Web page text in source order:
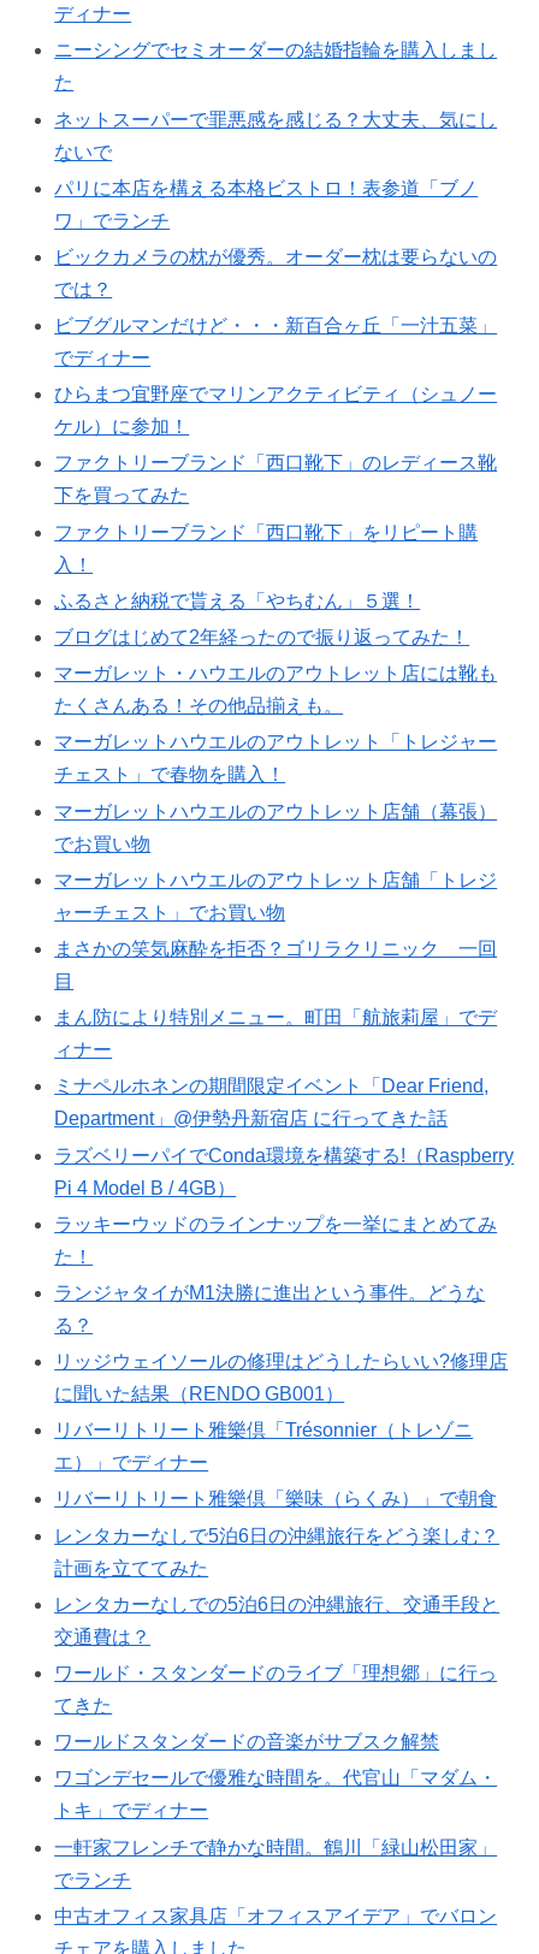
ディナー
ニーシングでセミオーダーの結婚指輪を購入しまし
た
ネットスーパーで罪悪感を感じる？大丈夫、気にし
ないで
パリに本店を構える本格ビストロ！表参道「ブノ
ワ」でランチ
ビックカメラの枕が優秀。オーダー枕は要らないの
では？
ビブグルマンだけど・・・新百合ヶ丘「一汁五菜」
でディナー
ひらまつ宜野座でマリンアクティビティ（シュノー
ケル）に参加！
ファクトリーブランド「西口靴下」のレディース靴
下を買ってみた
ファクトリーブランド「西口靴下」をリピート購
入！
ふるさと納税で貰える「やちむん」５選！
ブログはじめて2年経ったので振り返ってみた！
マーガレット・ハウエルのアウトレット店には靴も
たくさんある！その他品揃えも。
マーガレットハウエルのアウトレット「トレジャー
チェスト」で春物を購入！
マーガレットハウエルのアウトレット店舗（幕張）
でお買い物
マーガレットハウエルのアウトレット店舗「トレジ
ャーチェスト」でお買い物
まさかの笑気麻酔を拒否？ゴリラクリニック 一回
目
まん防により特別メニュー。町田「航旅莉屋」でデ
ィナー
ミナペルホネンの期間限定イベント「Dear Friend,
Department」@伊勢丹新宿店 に行ってきた話
ラズベリーパイでConda環境を構築する!（Raspberry
Pi 4 Model B / 4GB）
ラッキーウッドのラインナップを一挙にまとめてみ
た！
ランジャタイがM1決勝に進出という事件。どうな
る？
リッジウェイソールの修理はどうしたらいい?修理店
に聞いた結果（RENDO GB001）
リバーリトリート雅樂倶「Trésonnier（トレゾニ
エ）」でディナー
リバーリトリート雅樂倶「樂味（らくみ）」で朝食
レンタカーなしで5泊6日の沖縄旅行をどう楽しむ？
計画を立ててみた
レンタカーなしでの5泊6日の沖縄旅行、交通手段と
交通費は？
ワールド・スタンダードのライブ「理想郷」に行っ
てきた
ワールドスタンダードの音楽がサブスク解禁
ワゴンデセールで優雅な時間を。代官山「マダム・
トキ」でディナー
一軒家フレンチで静かな時間。鶴川「緑山松田家」
でランチ
中古オフィス家具店「オフィスアイデア」でバロン
チェアを購入しました